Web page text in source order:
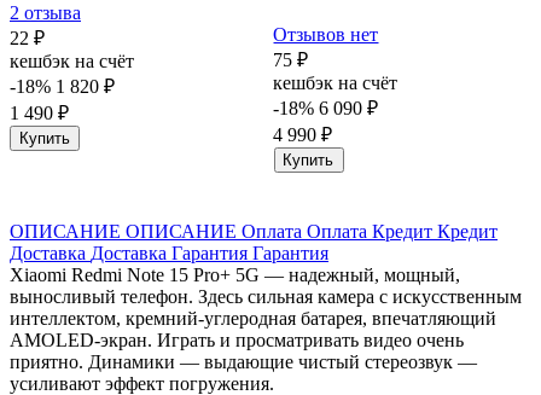
2 отзыва
22 ₽
кешбэк на счёт
-18% 1 820 ₽
1 490 ₽
Купить
Отзывов нет
75 ₽
кешбэк на счёт
-18% 6 090 ₽
4 990 ₽
Купить
ОПИСАНИЕ ОПИСАНИЕ Оплата Оплата Кредит Кредит
Доставка Доставка Гарантия Гарантия
Xiaomi Redmi Note 15 Pro+ 5G — надежный, мощный,
выносливый телефон. Здесь сильная камера с искусственным
интеллектом, кремний-углеродная батарея, впечатляющий
AMOLED-экран. Играть и просматривать видео очень
приятно. Динамики — выдающие чистый стереозвук —
усиливают эффект погружения.